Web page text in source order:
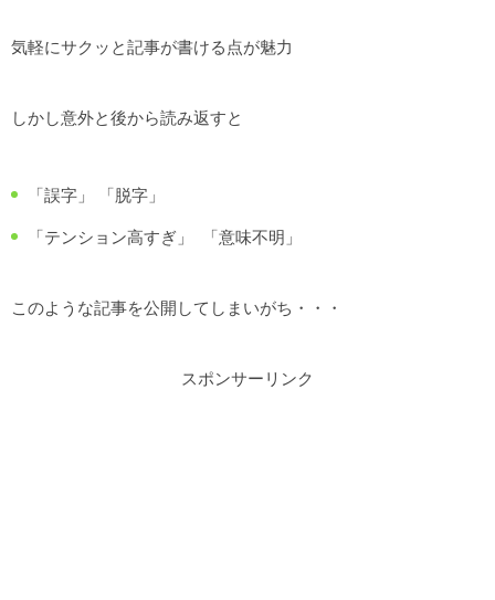
気軽にサクッと記事が書ける点が魅力
しかし意外と後から読み返すと
「誤字」 「脱字」
「テンション高すぎ」 「意味不明」
このような記事を公開してしまいがち・・・
スポンサーリンク